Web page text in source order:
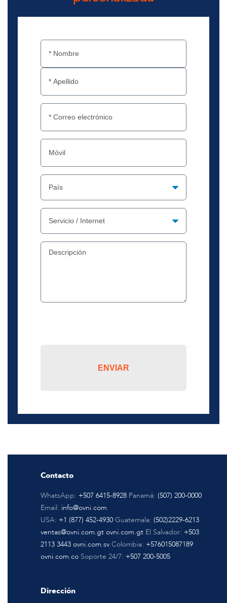
Contacto
WhatsApp: +507 6415-8928 Panamá: (507) 200-0000
Email: info@ovni.com
USA: +1 (877) 452-4930 Guatemala: (502)2229-6213
ventas@ovni.com.gt ovni.com.gt El Salvador: +503
2113 3443 ovni.com.sv Colombia: +576015087189
ovni.com.co Soporte 24/7: +507 200-5005
Dirección